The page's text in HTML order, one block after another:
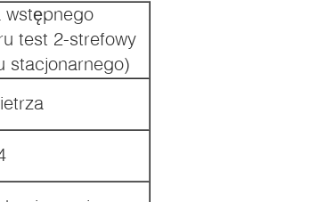
wstępnego
test 2-strefowy
stacjonarnego)